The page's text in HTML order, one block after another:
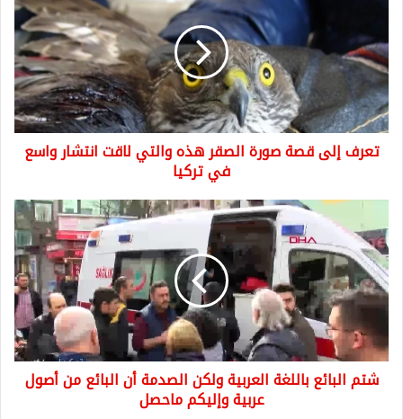
صورة
الصقر
هذه
والتي
لاقت
انتشار
واسع
تعرف إلى قصة صورة الصقر هذه والتي لاقت انتشار واسع
في تركيا
البائع
باللغة
العربية
ولكن
الصدمة
البائع
من
أصول
شتم البائع باللغة العربية ولكن الصدمة أن البائع من أصول
عربية وإليكم ماحصل